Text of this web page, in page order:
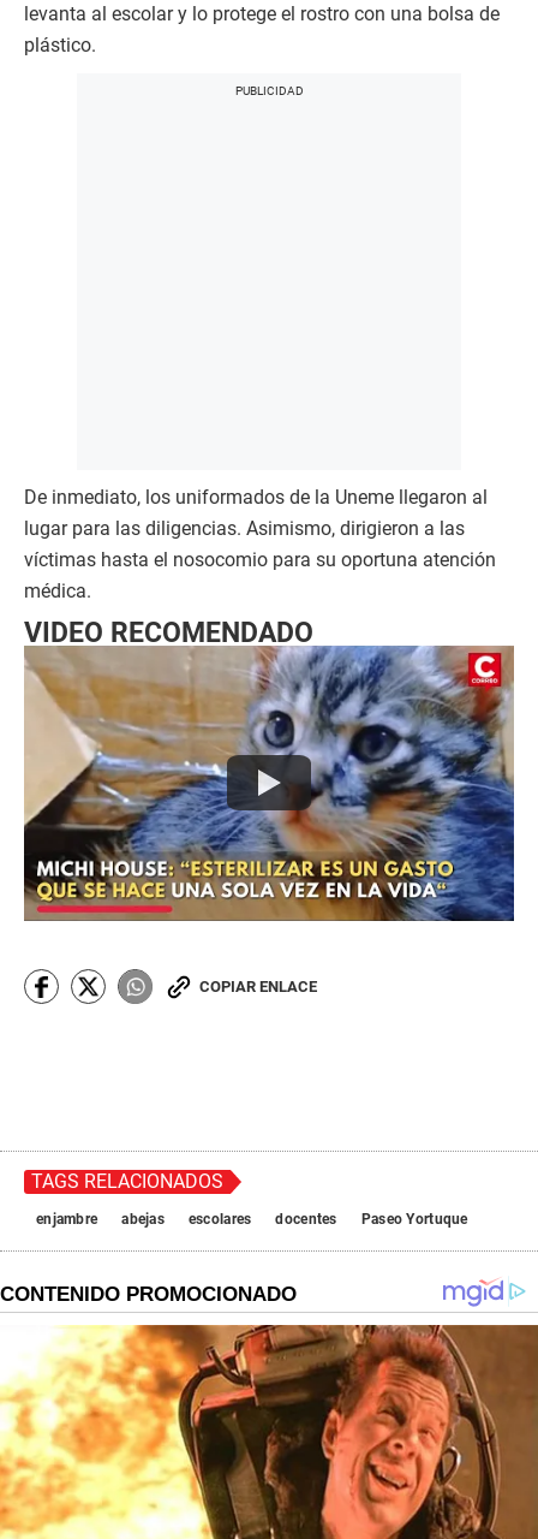
levanta al escolar y lo protege el rostro con una bolsa de
plástico.
De inmediato, los uniformados de la Uneme llegaron al
lugar para las diligencias. Asimismo, dirigieron a las
víctimas hasta el nosocomio para su oportuna atención
médica.
VIDEO RECOMENDADO
COPIAR ENLACE
TAGS RELACIONADOS
enjambre abejas escolares docentes Paseo Yortuque